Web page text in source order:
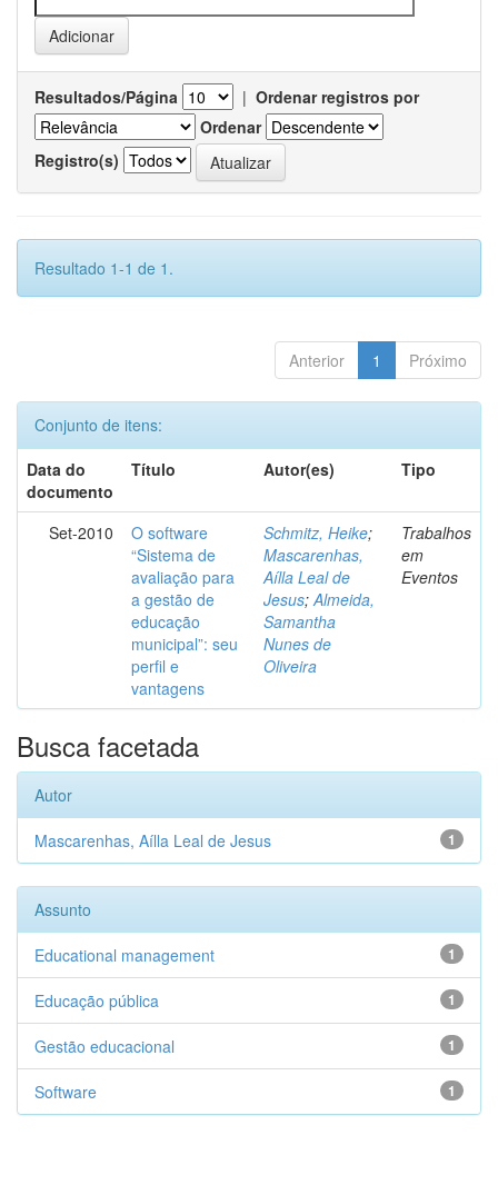
Resultados/Página | Ordenar registros por
Ordenar
Registro(s)
Resultado 1-1 de 1.
Anterior 1 Próximo
Conjunto de itens:
Data do
documento
Título Autor(es) Tipo
Set-2010
O software
“Sistema de
avaliação para
a gestão de
educação
municipal”: seu
perfil e
vantagens
Schmitz, Heike;
Mascarenhas,
Aílla Leal de
Jesus;Almeida,
Samantha
Nunes de
Oliveira
Trabalhos
em
Eventos
Busca facetada
Autor
1
Mascarenhas, Aílla Leal de Jesus
Assunto
1
Educational management
1
Educação pública
1
Gestão educacional
1
Software